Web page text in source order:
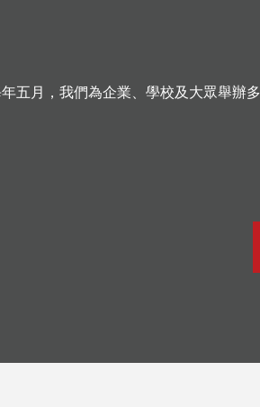
五月，我們為企業、學校及大眾舉辦